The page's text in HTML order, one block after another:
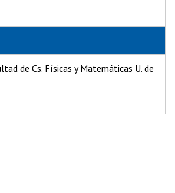
de Cs. Físicas y Matemáticas U. de